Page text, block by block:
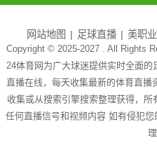
网站地图 足球直播 美职
Copyright © 2025-2027 . All Rights
24体育网为广大球迷提供实时全面
直播在线，每天收集最新的体育直播
收集或从搜索引擎搜索整理获得，
任何直播信号和视频内容 如有侵犯
理